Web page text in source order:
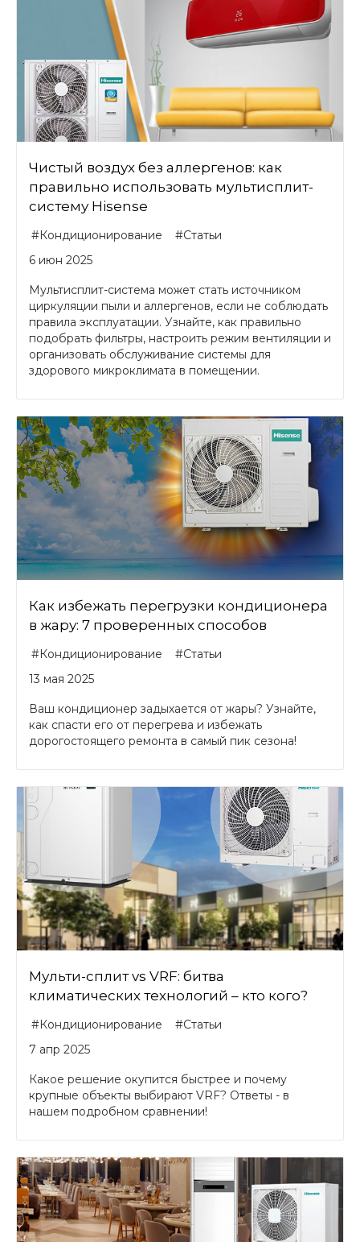
Чистый воздух без аллергенов: как
правильно использовать мультисплит-
систему Hisense
#Кондиционирование
#Статьи
6 июн 2025
Мультисплит-система может стать источником
циркуляции пыли и аллергенов, если не соблюдать
правила эксплуатации. Узнайте, как правильно
подобрать фильтры, настроить режим вентиляции и
организовать обслуживание системы для
здорового микроклимата в помещении.
Как избежать перегрузки кондиционера
в жару: 7 проверенных способов
#Кондиционирование
#Статьи
13 мая 2025
Ваш кондиционер задыхается от жары? Узнайте,
как спасти его от перегрева и избежать
дорогостоящего ремонта в самый пик сезона!
Мульти-сплит vs VRF: битва
климатических технологий – кто кого?
#Кондиционирование
#Статьи
7 апр 2025
Какое решение окупится быстрее и почему
крупные объекты выбирают VRF? Ответы - в
нашем подробном сравнении!